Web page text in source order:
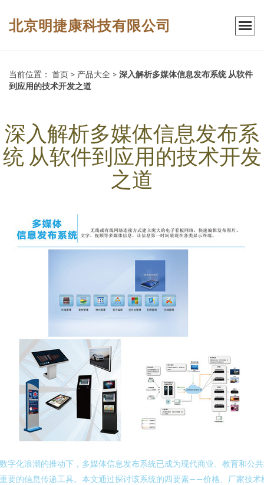
北京明捷康科技有限公司
当前位置： 首页 > 产品大全 > 深入解析多媒体信息发布系统 从软件
到应用的技术开发之道
深入解析多媒体信息发布系
统 从软件到应用的技术开发
之道
字化浪潮的推动下，多媒体信息发布系统已成为现代商业、教育和公
要的信息传递工具。本文通过探讨该系统的四要素——价格、厂家技术